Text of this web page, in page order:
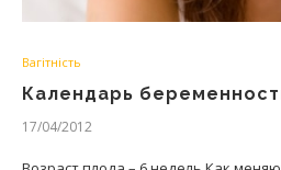
Вагітність
Календарь
17/04/2012